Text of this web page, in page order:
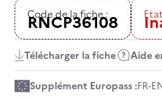
Code de la fiche :
RNCP36108
Télécharger la fiche Aide
Supplément Europass :FR-